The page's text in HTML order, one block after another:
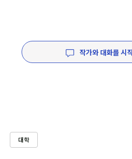
작가와 대화를 시
대학